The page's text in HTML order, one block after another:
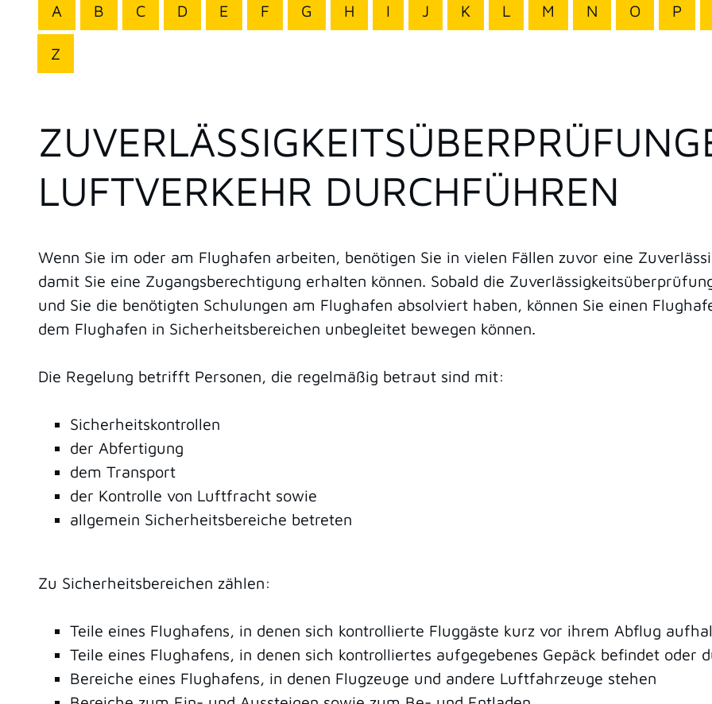
A
B C D E F G H I J K L M N O P
Z
LUFTVERKEHR DURCHFÜHREN
Wenn Sie im oder am Flughafen arbeiten, benötigen Sie in vielen Fällen zuvor eine
damit Sie eine Zugangsberechtigung erhalten können. Sobald die
und Sie die benötigten Schulungen am Flughafen absolviert haben, können Sie einen
dem Flughafen in Sicherheitsbereichen unbegleitet bewegen können.
Die Regelung betrifft Personen, die regelmäßig betraut sind mit:
Sicherheitskontrollen
der Abfertigung
dem Transport
der Kontrolle von Luftfracht sowie
allgemein Sicherheitsbereiche betreten
Zu Sicherheitsbereichen zählen:
Teile eines Flughafens, in denen sich kontrollierte Fluggäste kurz vor ihrem Abflug
Teile eines Flughafens, in denen sich kontrolliertes aufgegebenes Gepäck befindet oder
Bereiche eines Flughafens, in denen Flugzeuge und andere Luftfahrzeuge stehen